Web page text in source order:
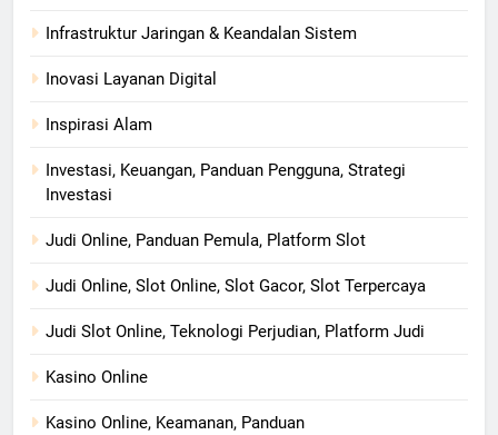
Infrastruktur Jaringan & Keandalan Sistem
Inovasi Layanan Digital
Inspirasi Alam
Investasi, Keuangan, Panduan Pengguna, Strategi
Investasi
Judi Online, Panduan Pemula, Platform Slot
Judi Online, Slot Online, Slot Gacor, Slot Terpercaya
Judi Slot Online, Teknologi Perjudian, Platform Judi
Kasino Online
Kasino Online, Keamanan, Panduan